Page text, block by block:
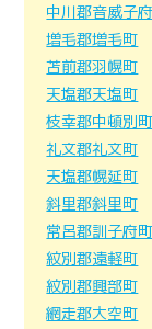
中川郡音威子
増毛郡増毛町
苫前郡羽幌町
天塩郡天塩町
枝幸郡中頓別町
礼文郡礼文町
天塩郡幌延町
斜里郡斜里町
常呂郡訓子府町
紋別郡遠軽町
紋別郡興部町
網走郡大空町